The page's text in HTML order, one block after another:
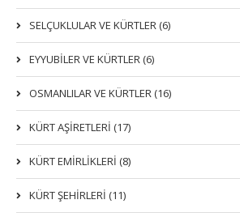
SELÇUKLULAR VE KÜRTLER (6)
EYYUBİLER VE KÜRTLER (6)
OSMANLILAR VE KÜRTLER (16)
KÜRT AŞİRETLERİ (17)
KÜRT EMİRLİKLERİ (8)
KÜRT ŞEHİRLERİ (11)